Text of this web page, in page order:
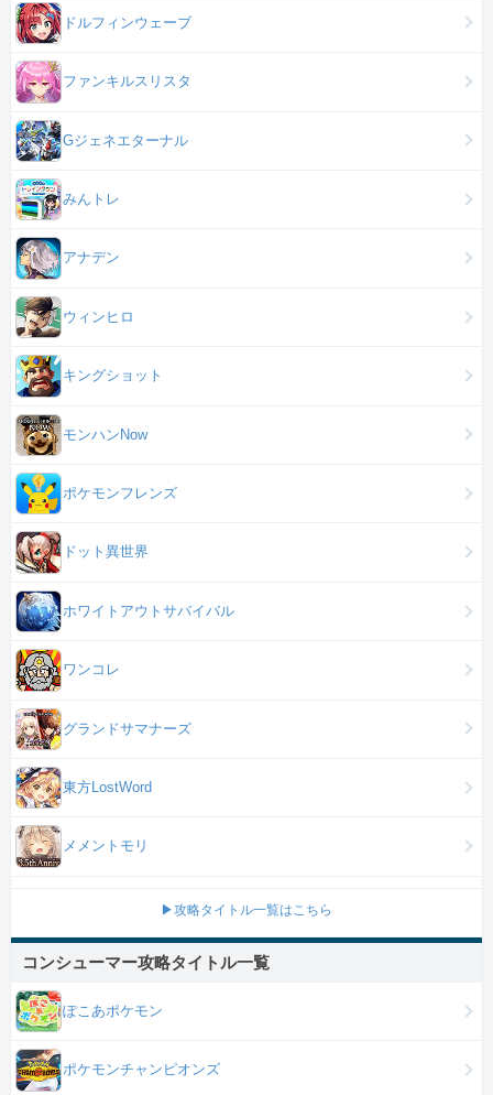
ドルフィンウェーブ
ファンキルスリスタ
Gジェネエターナル
みんトレ
アナデン
ウィンヒロ
キングショット
モンハンNow
ポケモンフレンズ
ドット異世界
ホワイトアウトサバイバル
ワンコレ
グランドサマナーズ
東方LostWord
メメントモリ
▶攻略タイトル一覧はこちら
コンシューマー攻略タイトル一覧
ぽこあポケモン
ポケモンチャンピオンズ